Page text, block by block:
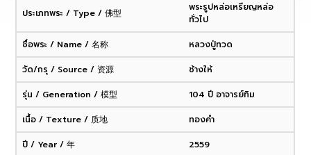
ประเภทพระ / Type / 佛型
พระรูปหล่อเหรียญหล่อ
ทั่วไป
ชื่อพระ / Name / 名称
หลวงปู่ทวด
วัด/กรุ / Source / 资源
ช้างให้
รุ่น / Generation / 模型
104 ปี อาจารย์ทิม
เนื้อ / Texture / 质地
ทองคำ
ปี / Year / 年
2559